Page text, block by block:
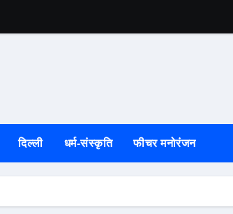
उत्तरकाशी की
दिल्ली धर्म-संस्कृति फीचर मनोरंजन